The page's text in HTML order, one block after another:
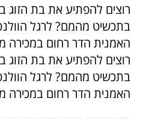
רוצים להפתיע את בת הזוג
בתכשיט מהמם? לרגל
האמנית הדר רחום במכירה
רוצים להפתיע את בת הזוג
בתכשיט מהמם? לרגל
האמנית הדר רחום במכירה